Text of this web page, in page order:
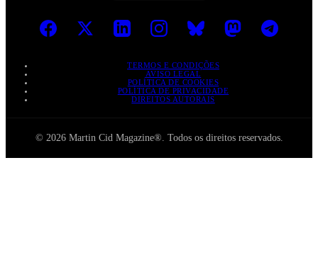
TERMOS E CONDIÇÕES
AVISO LEGAL
POLÍTICA DE COOKIES
POLÍTICA DE PRIVACIDADE
DIREITOS AUTORAIS
© 2026 Martin Cid Magazine®. Todos os direitos reservados.